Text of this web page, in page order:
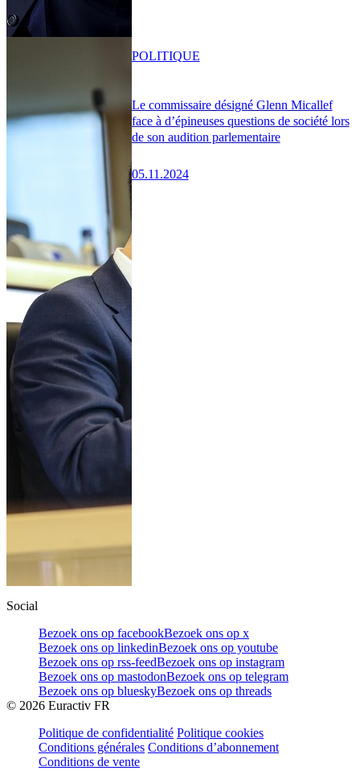
Le commissaire désigné Glenn Micallef
face à d’épineuses questions de société lors
de son audition parlementaire
05.11.2024
POLITIQUE
Social
Bezoek ons op facebookBezoek ons op x
Bezoek ons op linkedinBezoek ons op youtube
Bezoek ons op rss-feedBezoek ons op instagram
Bezoek ons op mastodonBezoek ons op telegram
Bezoek ons op blueskyBezoek ons op threads
© 2026 Euractiv FR
Politique de confidentialité Politique cookies
Conditions générales Conditions d’abonnement
Conditions de vente